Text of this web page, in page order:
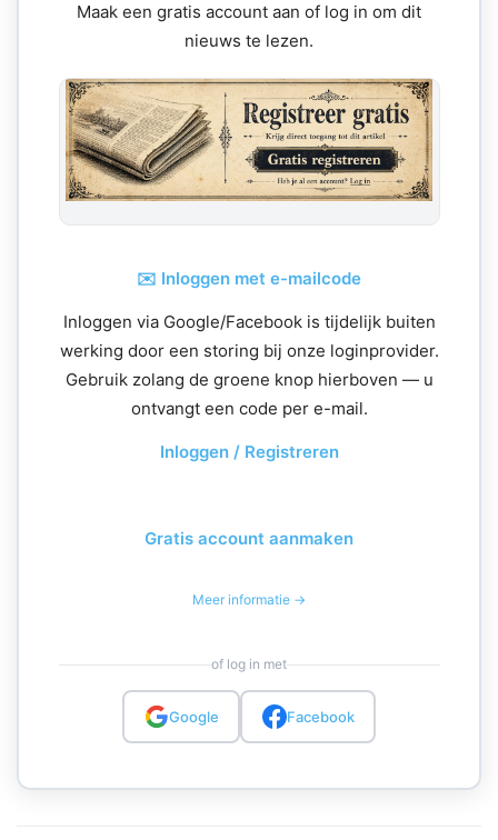
Maak een gratis account aan of log in om dit
nieuws te lezen.
✉️ Inloggen met e-mailcode
Inloggen via Google/Facebook is tijdelijk buiten
werking door een storing bij onze loginprovider.
Gebruik zolang de groene knop hierboven — u
ontvangt een code per e-mail.
Inloggen / Registreren
Gratis account aanmaken
Meer informatie →
of log in met
Google Facebook